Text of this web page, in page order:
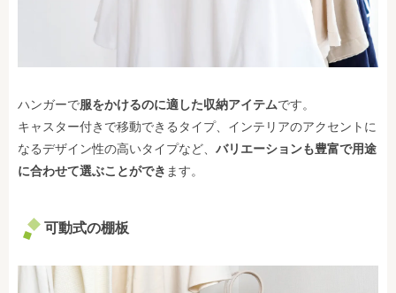
ハンガーで服をかけるのに適した収納アイテムです。
キャスター付きで移動できるタイプ、インテリアのアクセントに
なるデザイン性の高いタイプなど、 バリエーションも豊富で用途
に合わせて選ぶことができ ます。
可動式の棚板